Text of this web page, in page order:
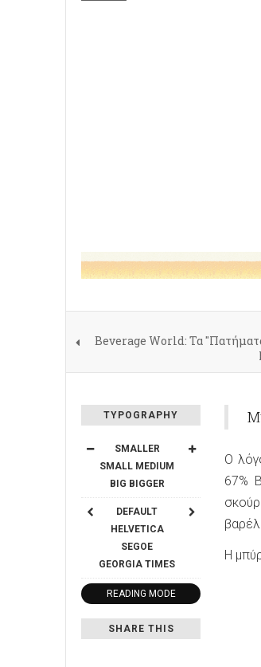
Beverage World: Τα
TYPOGRAPHY
SMALLER
SMALL MEDIUM
BIG BIGGER
DEFAULT
HELVETICA
SEGOE
GEORGIA TIMES
READING MODE
SHARE THIS
Ο
67%
Η